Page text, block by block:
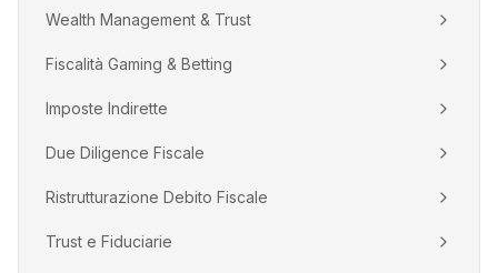
Wealth Management & Trust
Fiscalità Gaming & Betting
Imposte Indirette
Due Diligence Fiscale
Ristrutturazione Debito Fiscale
Trust e Fiduciarie